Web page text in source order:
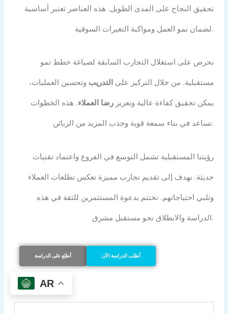
تحقيق النجاح على المدى الطويل. هذه العناصر تعتبر أساسية
لضمان نمو العمل ومواكبة التغيرات السوقية.
نحرص على استغلال التجارب السابقة لصياغة خطط نمو
مستقبلية. من خلال التركيز على التدريب وتحسين العمليات،
يمكن تحقيق كفاءة عالية وتعزيز رضا العملاء. هذه الخطوات
تساعد في بناء سمعة قوية وجذب المزيد من الزبائن.
رؤيتنا المستقبلية تشمل التوسع في الفروع واعتماد تقنيات
حديثة. نهدف إلى تقديم تجارب مميزة تعكس تطلعات العملاء
وتلبي احتياجاتهم. نختتم بدعوة المستثمرين للثقة في هذه
الدراسة والانطلاق نحو مستقبل مشرق.
أطلع على الدراسة أطلب الدراسة الآن
AR